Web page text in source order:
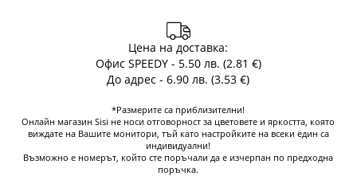
Цена на доставка:
Офис SPEEDY - 5.50 лв. (2.81 €)
До адрес - 6.90 лв. (3.53 €)
*Размерите са приблизителни!
Онлайн магазин Sisi не носи отговорност за цветовете и яркостта, която
виждате на Вашите монитори, тъй като настройките на всеки един са
индивидуални!
Възможно е номерът, който сте поръчали да е изчерпан по предходна
поръчка.